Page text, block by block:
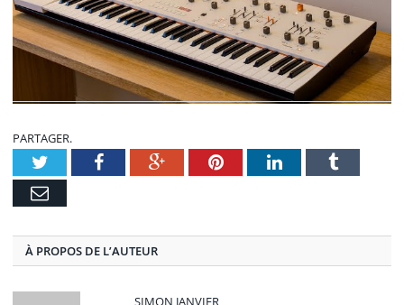
PARTAGER.
TwitterFacebookGoogle+PinterestLinkedInTumblr
E-
À PROPOS DE L’AUTEUR
SIMON JANVIER